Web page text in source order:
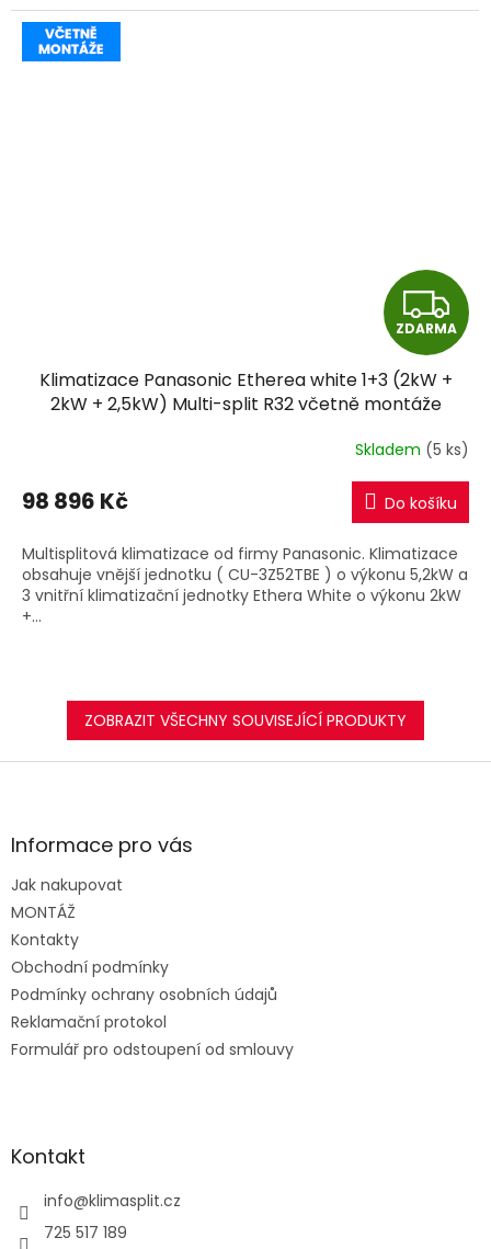
Z
D
A
R
M
A
ZDARMA
Klimatizace Panasonic Etherea white 1+3 (2kW +
2kW + 2,5kW) Multi-split R32 včetně montáže
Skladem (5 ks)
98 896 Kč Do košíku
Multisplitová klimatizace od firmy Panasonic. Klimatizace
obsahuje vnější jednotku ( CU-3Z52TBE ) o výkonu 5,2kW a
3 vnitřní klimatizační jednotky Ethera White o výkonu 2kW
+...
ZOBRAZIT VŠECHNY SOUVISEJÍCÍ PRODUKTY
Z
aInformace pro vás
Jak nakupovat
MONTÁŽ
Kontakty
Obchodní podmínky
Podmínky ochrany osobních údajů
Reklamační protokol
Formulář pro odstoupení od smlouvy
Kontakt
info@klimasplit.cz
725 517 189